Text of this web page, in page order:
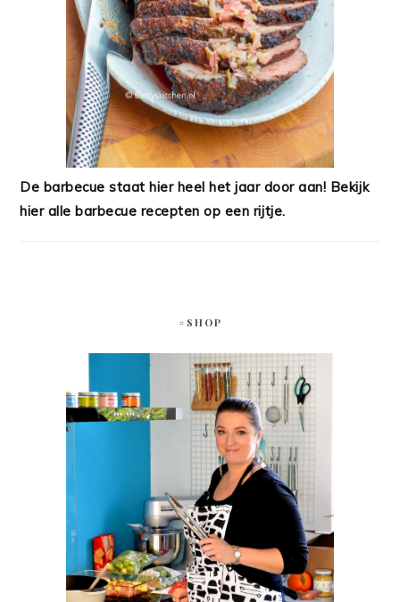
De barbecue staat hier heel het jaar door aan! Bekijk
hier alle barbecue recepten op een rijtje.
#SHOP